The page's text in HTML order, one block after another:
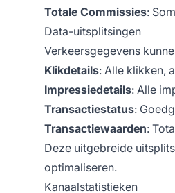
Totale Commissies:
Data-uitsplitsingen
Verkeersgegevens
Klikdetails: Alle klikken,
Impressiedetails: Alle
Transactiestatus:
Transactiewaarden:
Deze uitgebreide
optimaliseren.
Kanaalstatistieken